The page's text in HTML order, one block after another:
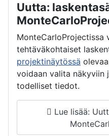
Uutta:
MonteCarloProjectissa
tehtäväkohtaiset
projektinäytössä
voidaan valita näkyviin
todelliset tiedot.
Lue lisää: